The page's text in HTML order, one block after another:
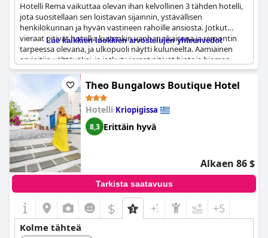
Hotelli Rema vaikuttaa olevan ihan kelvollinen 3 tähden hotelli,
jota suositellaan sen loistavan sijainnin, ystävällisen
henkilökunnan ja hyvän vastineen rahoille ansiosta. Jotkut
vieraat pitivät hotellia kuitenkin vanhanaikaisena ja remontin
tarpeessa olevana, ja ulkopuoli näytti kuluneelta. Aamiainen
arvioitiin välttäväksi, ja jotkut vieraat pitivät hintoja hieman
kalliina. Tästä huolimatta monet vieraat kehuivat hotellia ja
palaisivat sinne, ja yksi vieras jopa vertasi sitä suotuisasti
läheiseen 4 tähden hotelliin samalla hinnalla. Hotellissa on
mukava uima-allas ja allasbaari, joista vieraat nauttivat. Kaiken
kaikkiaan, vaikka hotelli hyötyisi joistakin päivityksistä, se on
kelvollinen valinta niille, jotka etsivät edullista vaihtoehtoa
alueella.
Lue kaikkien luokkien arvostelujen yhteenvedot
Theo Bungalows Boutique Hotel
Hotelli Kriopigissa
8,3 Erittäin hyvä
Alkaen 86 $
Tarkista saatavuus
$ +5
Kolme tähteä